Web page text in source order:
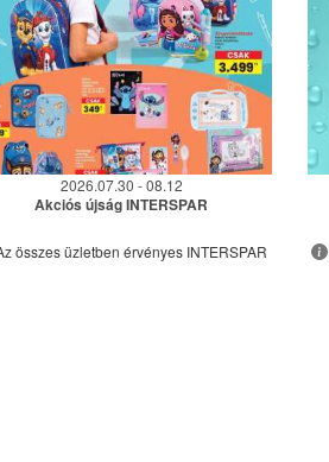
2026.07.30 - 08.12
Akciós újság INTERSPAR
összes üzletben érvényes INTERSPAR